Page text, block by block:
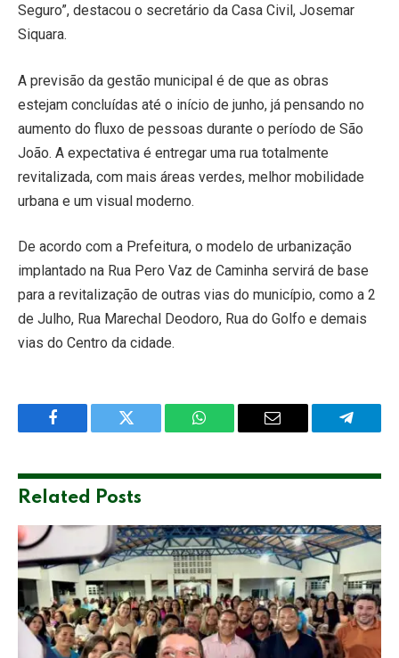
Seguro”, destacou o secretário da Casa Civil, Josemar
Siquara.
A previsão da gestão municipal é de que as obras
estejam concluídas até o início de junho, já pensando no
aumento do fluxo de pessoas durante o período de São
João. A expectativa é entregar uma rua totalmente
revitalizada, com mais áreas verdes, melhor mobilidade
urbana e um visual moderno.
De acordo com a Prefeitura, o modelo de urbanização
implantado na Rua Pero Vaz de Caminha servirá de base
para a revitalização de outras vias do município, como a 2
de Julho, Rua Marechal Deodoro, Rua do Golfo e demais
vias do Centro da cidade.
Facebook Twitter WhatsApp Email
Related Posts